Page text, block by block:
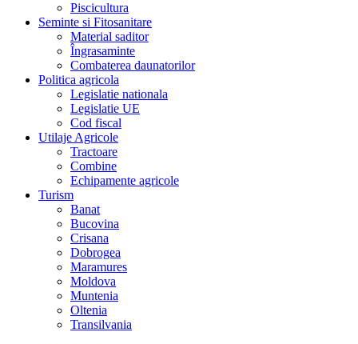
Piscicultura
Seminte si Fitosanitare
Material saditor
Îngrasaminte
Combaterea daunatorilor
Politica agricola
Legislatie nationala
Legislatie UE
Cod fiscal
Utilaje Agricole
Tractoare
Combine
Echipamente agricole
Turism
Banat
Bucovina
Crisana
Dobrogea
Maramures
Moldova
Muntenia
Oltenia
Transilvania